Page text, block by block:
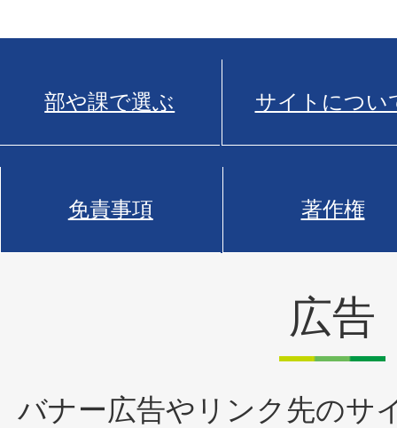
部や課で選ぶ サイトについ
免責事項 著作権
広告
バナー広告やリンク先のサ